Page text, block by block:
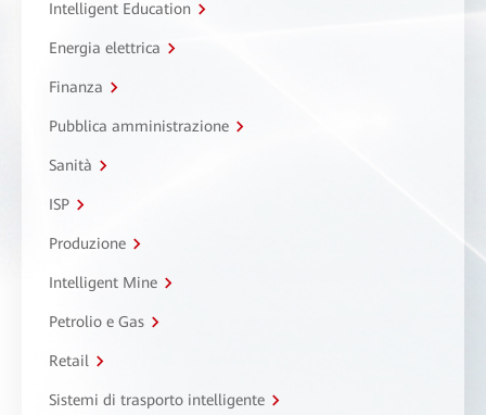
Intelligent Education
Energia elettrica
Finanza
Pubblica amministrazione
Sanità
ISP
Produzione
Intelligent Mine
Petrolio e Gas
Retail
Sistemi di trasporto intelligente